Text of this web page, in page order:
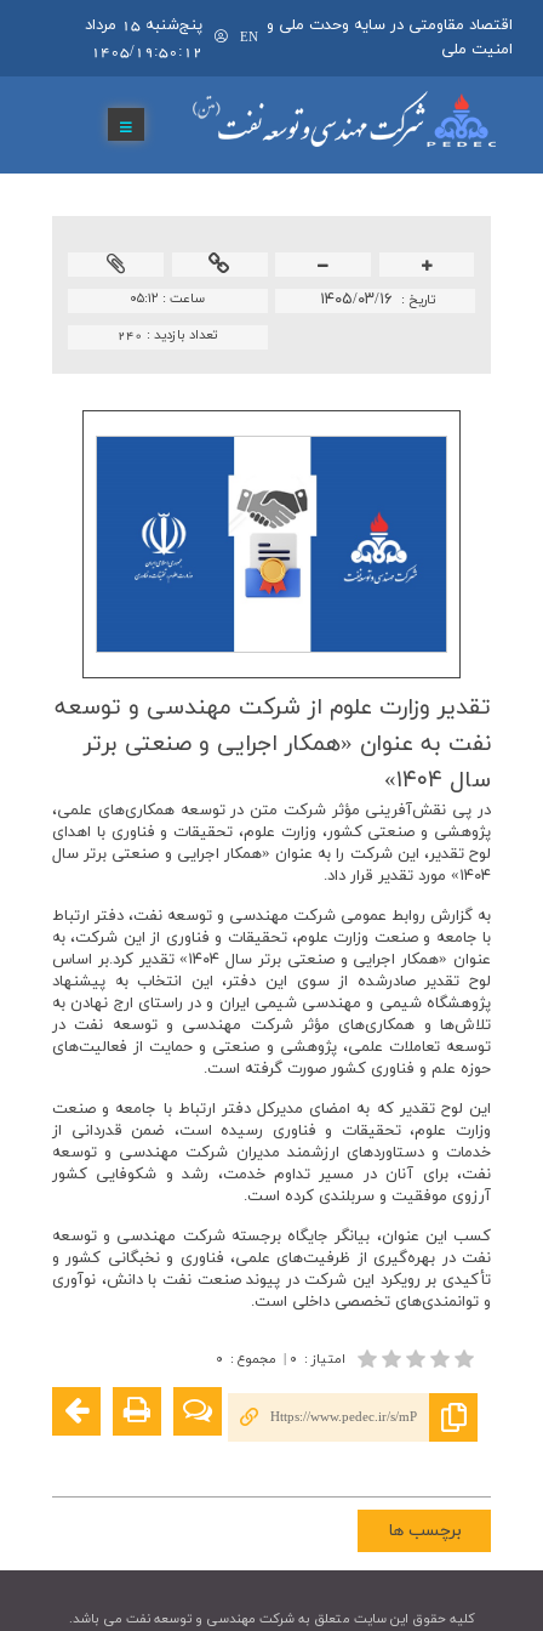
اقتصاد مقاومتی در سایه وحدت ملی و
امنیت ملی
EN
پنج‌شنبه 15 مرداد
1405/19:50:12
ساعت : ۰۵:۱۲ تاريخ : ۱۴۰۵/۰۳/۱۶
تعداد بازدید : 240
تقدیر وزارت علوم از شركت مهندسی و توسعه
نفت به عنوان «همكار اجرایی و صنعتی برتر
سال ۱۴۰۴»
در پی نقش‌آفرینی مؤثر شرکت متن در توسعه همکاری‌های علمی،
پژوهشی و صنعتی کشور، وزارت علوم، تحقیقات و فناوری با اهدای
لوح تقدیر، این شرکت را به عنوان «همکار اجرایی و صنعتی برتر سال
۱۴۰۴» مورد تقدیر قرار داد.
به گزارش روابط عمومی شرکت مهندسی و توسعه نفت، دفتر ارتباط
با جامعه و صنعت وزارت علوم، تحقیقات و فناوری از این شرکت، به
عنوان «همکار اجرایی و صنعتی برتر سال ۱۴۰۴» تقدیر کرد.بر اساس
لوح تقدیر صادرشده از سوی این دفتر، این انتخاب به پیشنهاد
پژوهشگاه شیمی و مهندسی شیمی ایران و در راستای ارج نهادن به
تلاش‌ها و همکاری‌های مؤثر شرکت مهندسی و توسعه نفت در
توسعه تعاملات علمی، پژوهشی و صنعتی و حمایت از فعالیت‌های
حوزه علم و فناوری کشور صورت گرفته است.
این لوح تقدیر که به امضای مدیرکل دفتر ارتباط با جامعه و صنعت
وزارت علوم، تحقیقات و فناوری رسیده است، ضمن قدردانی از
خدمات و دستاوردهای ارزشمند مدیران شرکت مهندسی و توسعه
نفت، برای آنان در مسیر تداوم خدمت، رشد و شکوفایی کشور
آرزوی موفقیت و سربلندی کرده است.
کسب این عنوان، بیانگر جایگاه برجسته شرکت مهندسی و توسعه
نفت در بهره‌گیری از ظرفیت‌های علمی، فناوری و نخبگانی کشور و
تأکیدی بر رویکرد این شرکت در پیوند صنعت نفت با دانش، نوآوری
و توانمندی‌های تخصصی داخلی است.
امتیاز : ۰ | مجموع : ۰
Https://www.pedec.ir/s/mP
برچسب ها
کليه حقوق اين سايت متعلق به شرکت مهندسی و توسعه نفت می باشد.